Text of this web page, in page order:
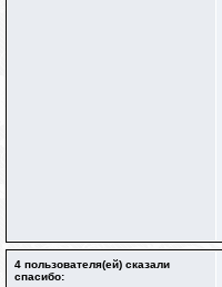
4 пользователя(ей) сказали
cпасибо: